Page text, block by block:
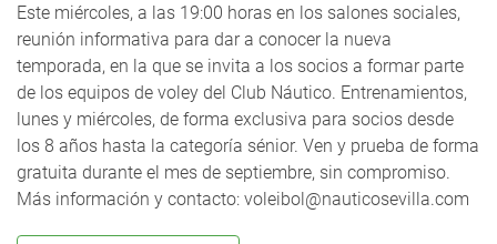
Este miércoles, a las 19:00 horas en los salones sociales,
reunión informativa para dar a conocer la nueva
temporada, en la que se invita a los socios a formar parte
de los equipos de voley del Club Náutico. Entrenamientos,
lunes y miércoles, de forma exclusiva para socios desde
los 8 años hasta la categoría sénior. Ven y prueba de forma
gratuita durante el mes de septiembre, sin compromiso.
Más información y contacto: voleibol@nauticosevilla.com